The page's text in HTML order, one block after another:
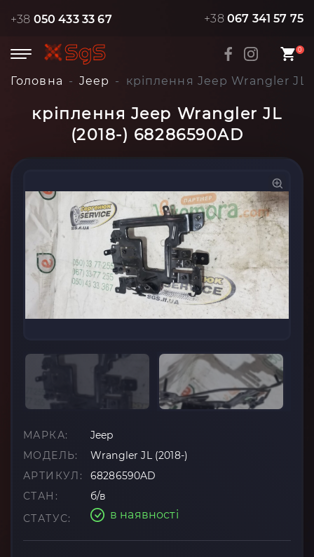
+38 050 433 33 67 +38 067 341 57 75
0
Головна Jeep кріплення Jeep Wrangler JL
кріплення Jeep Wrangler JL
(2018-) 68286590AD
МАРКА:
Jeep
МОДЕЛЬ:
Wrangler JL (2018-)
АРТИКУЛ:
68286590AD
СТАН:
б/в
СТАТУС:
в наявності